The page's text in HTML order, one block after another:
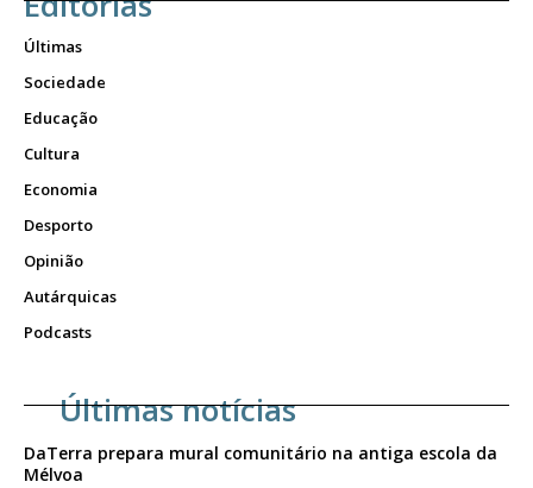
Últimas
Sociedade
Educação
Cultura
Economia
Desporto
Opinião
Autárquicas
Podcasts
Últimas notícias
DaTerra prepara mural comunitário na antiga escola da
Mélvoa